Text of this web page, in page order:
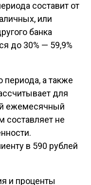
составит от
или
банка
до 30% — 59,9%
периода, а также
для
ежемесячный
составляет не
в 590 рублей
и проценты